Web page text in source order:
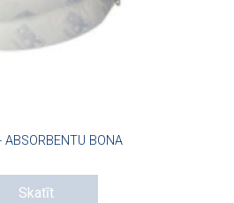
ABSORBENTU BONA
Skatīt